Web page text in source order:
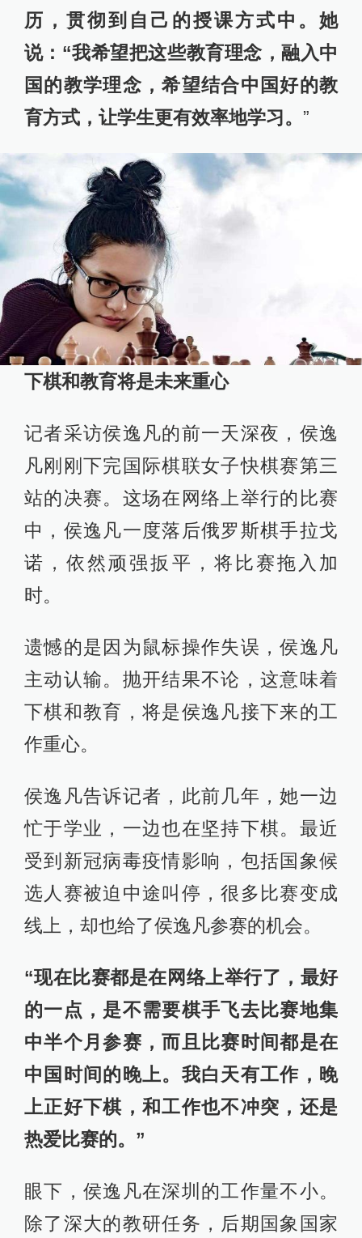
历，贯彻到自己的授课方式中。她
说：“我希望把这些教育理念，融入中
国的教学理念，希望结合中国好的教
育方式，让学生更有效率地学习。 ”
下棋和教育将是未来重心
记者采访侯逸凡的前一天深夜，侯逸
凡刚刚下完国际棋联女子快棋赛第三
站的决赛。这场在网络上举行的比赛
中，侯逸凡一度落后俄罗斯棋手拉戈
诺，依然顽强扳平，将比赛拖入加
时。
遗憾的是因为鼠标操作失误，侯逸凡
主动认输。抛开结果不论，这意味着
下棋和教育，将是侯逸凡接下来的工
作重心。
侯逸凡告诉记者，此前几年，她一边
忙于学业，一边也在坚持下棋。最近
受到新冠病毒疫情影响，包括国象候
选人赛被迫中途叫停，很多比赛变成
线上，却也给了侯逸凡参赛的机会。
“现在比赛都是在网络上举行了，最好
的一点，是不需要棋手飞去比赛地集
中半个月参赛，而且比赛时间都是在
中国时间的晚上。我白天有工作，晚
上正好下棋，和工作也不冲突，还是
热爱比赛的。”
眼下，侯逸凡在深圳的工作量不小。
除了深大的教研任务，后期国象国家